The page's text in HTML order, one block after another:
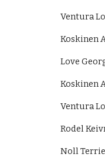
Ventura
Koskinen
Love
Koskinen
Ventura
Rodel
Noll